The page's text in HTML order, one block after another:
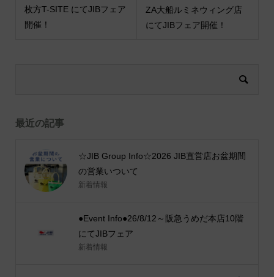
枚方T-SITE にてJIBフェア
開催！
ZA大船ルミネウィング店
にてJIBフェア開催！
最近の記事
☆JIB Group Info☆2026 JIB直営店お盆期間
の営業いついて
新着情報
●Event Info●26/8/12～阪急うめだ本店10階
にてJIBフェア
新着情報